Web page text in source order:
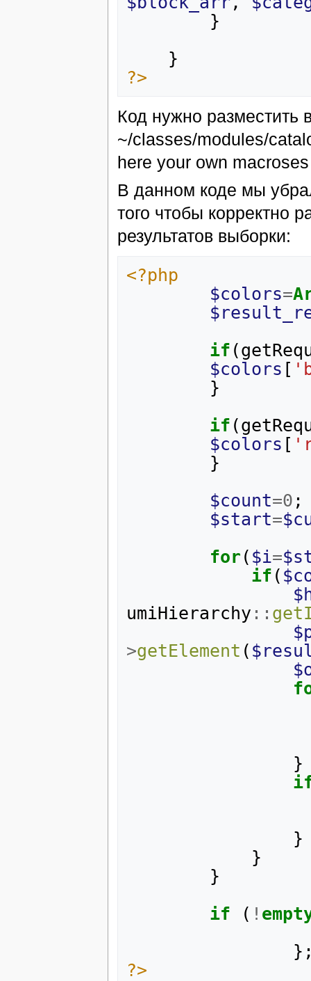
}
}
?>
Код нужно разместить
~/classes/modules/
here your own macroses
В данном коде мы
того чтобы корректно
результатов выборки:
<?php
$colors=
if (
$colors [
}
if (
$colors [
}
$count=0 ;
$start=
for ( $i=
if (
umiHierarchy ::
>getElement (
}
}
}
}
if
( !
?>